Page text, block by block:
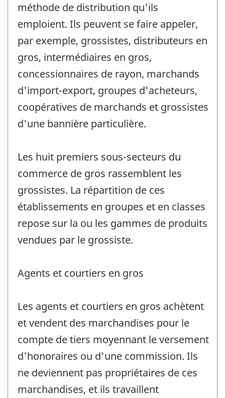
méthode de distribution qu'ils
emploient. Ils peuvent se faire appeler,
par exemple, grossistes, distributeurs en
gros, intermédiaires en gros,
concessionnaires de rayon, marchands
d'import-export, groupes d'acheteurs,
coopératives de marchands et grossistes
d'une bannière particulière.
Les huit premiers sous-secteurs du
commerce de gros rassemblent les
grossistes. La répartition de ces
établissements en groupes et en classes
repose sur la ou les gammes de produits
vendues par le grossiste.
Agents et courtiers en gros
Les agents et courtiers en gros achètent
et vendent des marchandises pour le
compte de tiers moyennant le versement
d'honoraires ou d'une commission. Ils
ne deviennent pas propriétaires de ces
marchandises, et ils travaillent